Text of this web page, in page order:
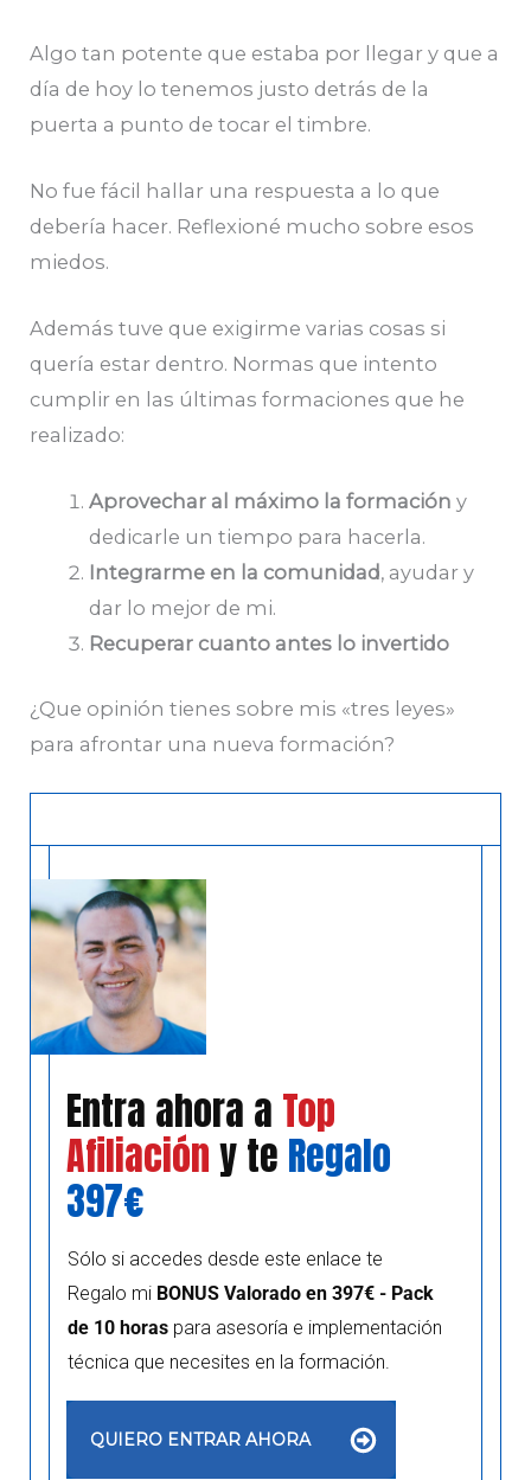
Algo tan potente que estaba por llegar y que a
día de hoy lo tenemos justo detrás de la
puerta a punto de tocar el timbre.
No fue fácil hallar una respuesta a lo que
debería hacer. Reflexioné mucho sobre esos
miedos.
Además tuve que exigirme varias cosas si
quería estar dentro. Normas que intento
cumplir en las últimas formaciones que he
realizado:
Aprovechar al máximo la formación y
dedicarle un tiempo para hacerla.
Integrarme en la comunidad, ayudar y
dar lo mejor de mi.
Recuperar cuanto antes lo invertido
¿Que opinión tienes sobre mis «tres leyes»
para afrontar una nueva formación?
Entra ahora a Top
Afiliacióny te Regalo
397€
Sólo si accedes desde este enlace te
Regalo mi BONUS Valorado en 397€ - Pack
de 10 horas para asesoría e implementación
técnica que necesites en la formación.
QUIERO ENTRAR AHORA